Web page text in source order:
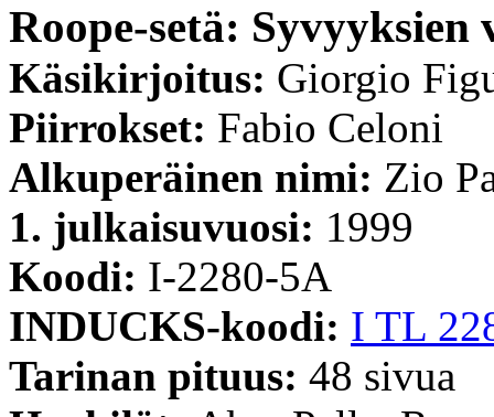
Roope-setä: Syvyyksien
Käsikirjoitus: Giorgio
Piirrokset: Fabio Celoni
Alkuperäinen nimi: Zio
1. julkaisuvuosi: 1999
Koodi: I-2280-5A
INDUCKS-koodi: I TL
Tarinan pituus: 48 sivua